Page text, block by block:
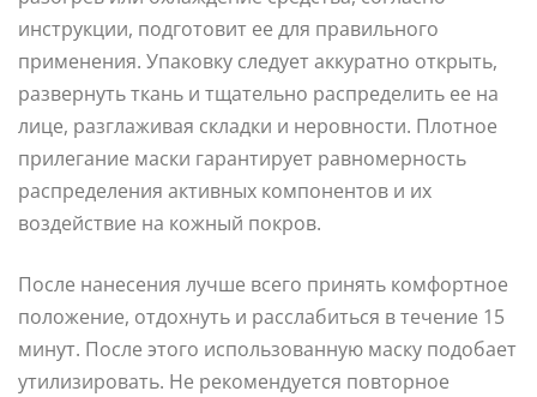
инструкции, подготовит ее для правильного
применения. Упаковку следует аккуратно открыть,
развернуть ткань и тщательно распределить ее на
лице, разглаживая складки и неровности. Плотное
прилегание маски гарантирует равномерность
распределения активных компонентов и их
воздействие на кожный покров.
После нанесения лучше всего принять комфортное
положение, отдохнуть и расслабиться в течение 15
минут. После этого использованную маску подобает
утилизировать. Не рекомендуется повторное